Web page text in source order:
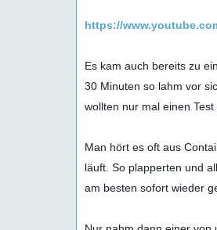
https://
Es kam auch bereits zu
30 Minuten so lahm vor
wollten nur mal einen
Man hört es oft aus
läuft. So plapperten und
am besten sofort wieder